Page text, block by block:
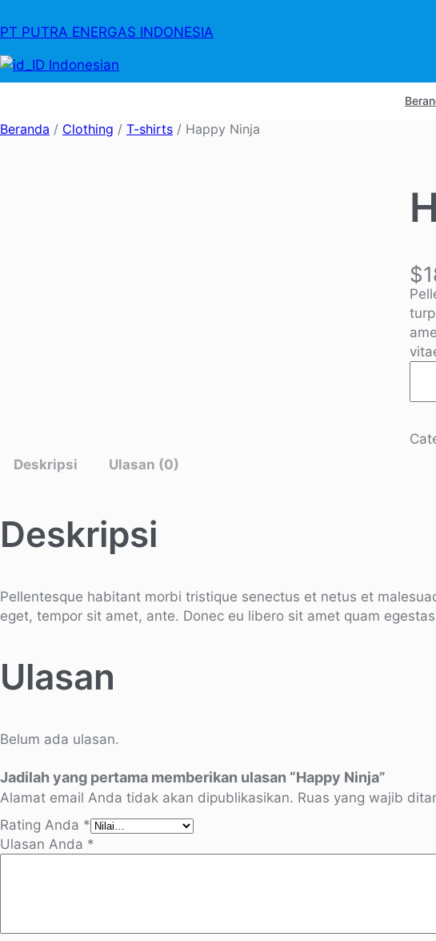
PT PUTRA ENERGAS INDONESIA
Indonesian
Beranda / Clothing / T-shirts / Happy Ninja
$
t
p
y
Deskripsi
Ulasan (0)
Deskripsi
Pellentesque habitant morbi tristique senectus et netus et
eget, tempor sit amet, ante. Donec eu libero sit amet quam
Ulasan
Belum ada ulasan.
Jadilah yang pertama memberikan ulasan “Happy Ninja”
Alamat email Anda tidak akan dipublikasikan. Ruas yang wajib
Rating Anda *
Ulasan Anda *